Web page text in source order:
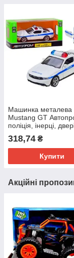
Машинка металева
Mustang GT
поліція, інерці,
318,74 ₴
Купити
Акційні